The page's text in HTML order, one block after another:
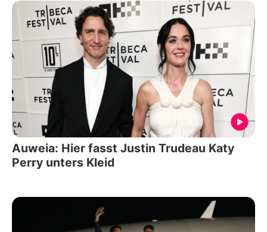
Auweia: Hier fasst Justin Trudeau Katy
Perry unters Kleid